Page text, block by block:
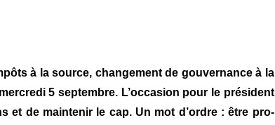
à la source, changement de gouvernance à la
5 septembre. L’occasion pour le président
et de maintenir le cap. Un mot d’ordre : être pro-